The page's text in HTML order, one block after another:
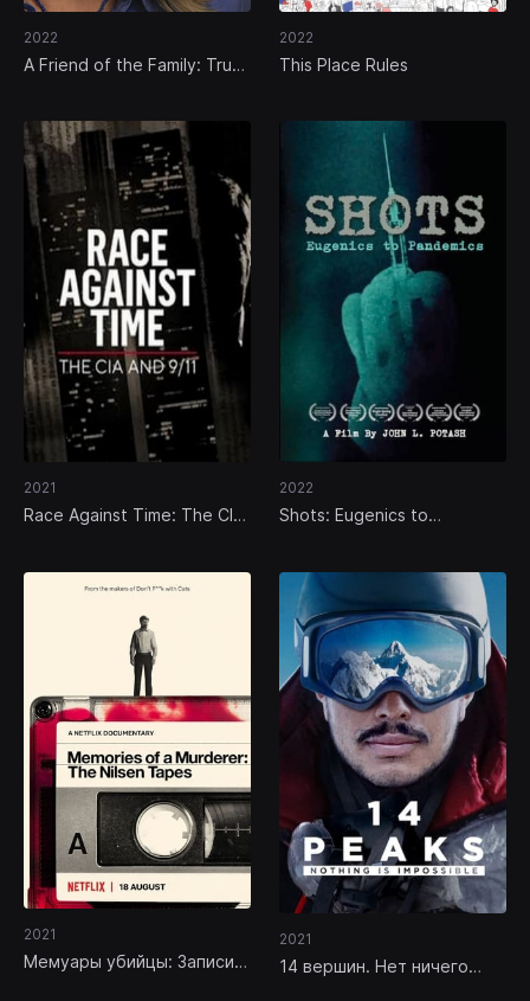
2022
A Friend of the Family: True
2022
This Place Rules
2021
Race Against Time: The CIA
2022
Shots: Eugenics to
2021
Мемуары убийцы: Записи
2021
14 вершин. Нет ничего